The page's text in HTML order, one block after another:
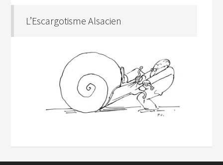
L’Escargotisme Alsacien